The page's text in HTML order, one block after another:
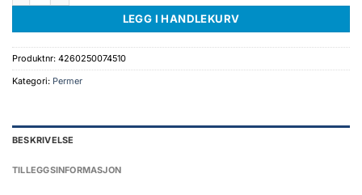
LEGG I HANDLEKURV
Produktnr: 4260250074510
Kategori: Permer
BESKRIVELSE
TILLEGGSINFORMASJON